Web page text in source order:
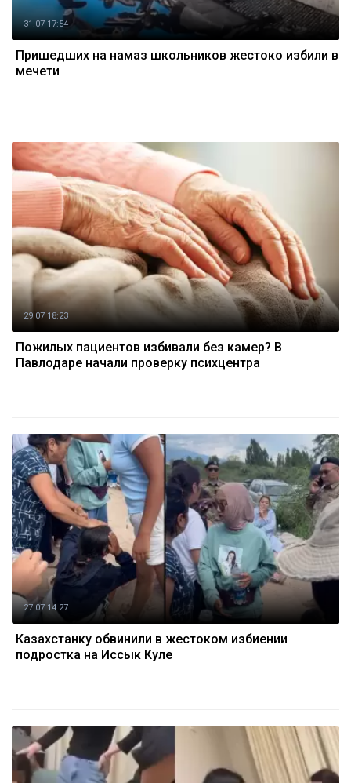
31.07 17:54
Пришедших на намаз школьников жестоко избили в
мечети
29.07 18:23
Пожилых пациентов избивали без камер? В
Павлодаре начали проверку психцентра
27.07 14:27
Казахстанку обвинили в жестоком избиении
подростка на Иссык Куле